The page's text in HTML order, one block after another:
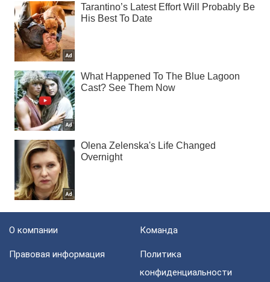
О компании Команда
Правовая информация
Политика
конфиденциальности